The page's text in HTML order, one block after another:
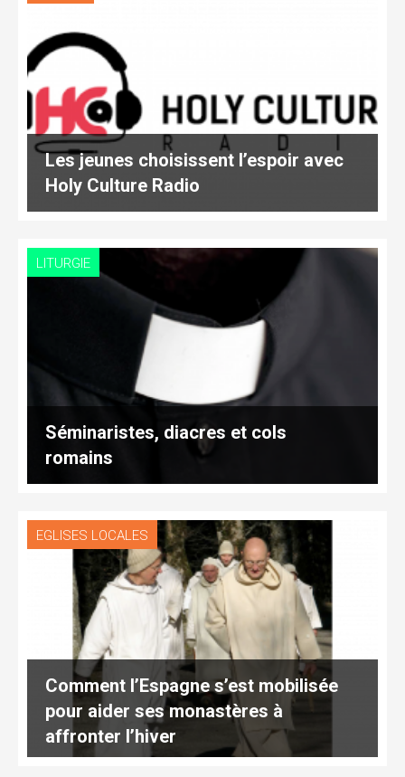
Les jeunes choisissent l’espoir avec
Holy Culture Radio
LITURGIE
Séminaristes, diacres et cols
romains
EGLISES LOCALES
Comment l’Espagne s’est mobilisée
pour aider ses monastères à
affronter l’hiver